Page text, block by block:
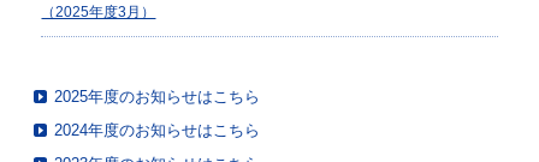
（2025年度3月）
2025年度のお知らせはこちら
2024年度のお知らせはこちら